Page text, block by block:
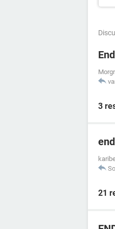
3
Sol
21